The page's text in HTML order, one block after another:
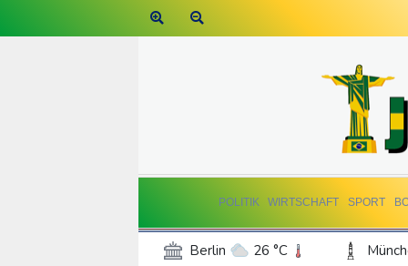
POLITIK WIRTSCHAFT SPORT
Berlin 26 °C